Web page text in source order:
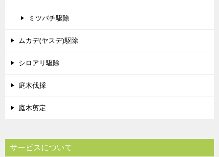
ミツバチ駆除
ムカデ(ヤスデ)駆除
シロアリ駆除
庭木伐採
庭木剪定
サービスについて